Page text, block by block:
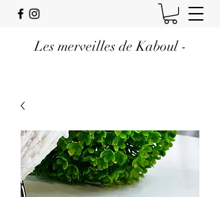
Les merveilles de Kaboul -